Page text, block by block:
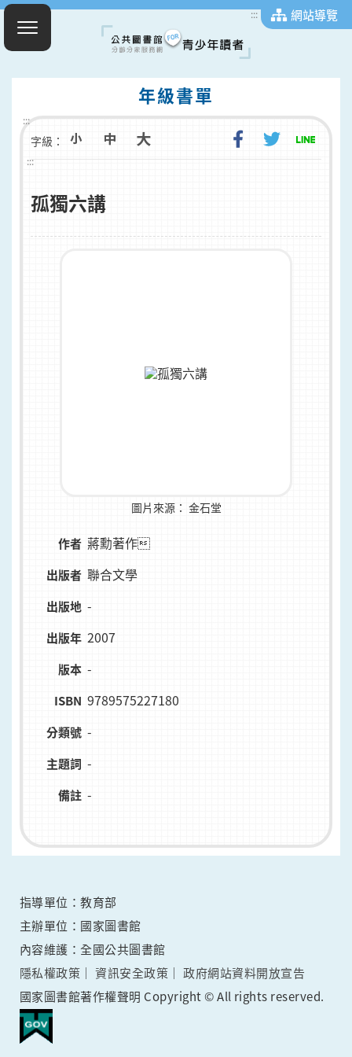
::: 網站導覽
年級書單
:::
字級：
:::
孤獨六講
圖片來源： 金石堂
作者 蔣勳著作
出版者 聯合文學
出版地 -
出版年 2007
版本 -
ISBN 9789575227180
分類號 -
主題詞 -
備註 -
指導單位：教育部
主辦單位：國家圖書館
內容維護：全國公共圖書館
隱私權政策
資訊安全政策
政府網站資料開放宣告
國家圖書館著作權聲明 Copyright © All rights reserved.